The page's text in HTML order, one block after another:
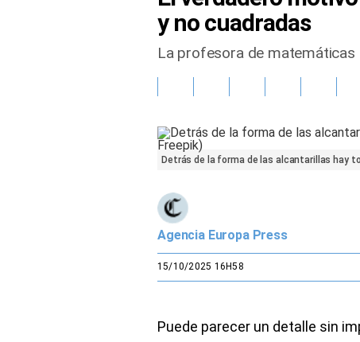
y no cuadradas
La profesora de matemáticas
Detrás de la forma de las alcantarillas hay
Agencia Europa Press
15/10/2025 16H58
Puede parecer un detalle sin